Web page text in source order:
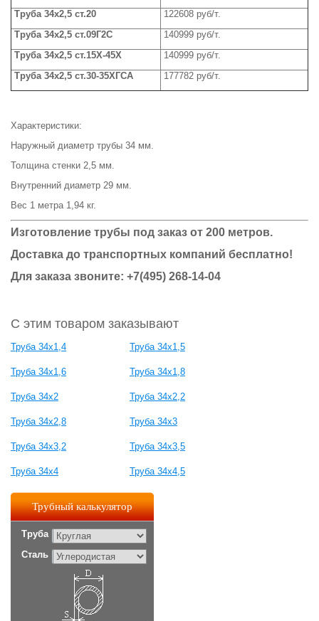
Труба34х2,5 ст.20
122608 руб/т.
Труба 34х2,5 ст.09Г2С
140999 руб/т.
Труба 34х2,5 ст.15Х-45Х 140999 руб/т.
Труба 34х2,5 ст.30-35ХГСА 177782 руб/т.
Характеристики:
Наружный диаметр трубы 34 мм.
Толщина стенки 2,5 мм.
Внутренний диаметр 29 мм.
Вес 1 метра 1,94 кг.
Изготовление трубы под заказ от 200 метров.
Доставка до транспортных компаний бесплатно!
Для заказа звоните: +7(495) 268-14-04
С этим товаром заказывают
Труба 34x1,4 Труба 34x1,5
Труба 34x1,6 Труба 34x1,8
Труба 34x2 Труба 34x2,2
Труба 34х2,8 Труба 34х3
Труба 34х3,2 Труба 34х3,5
Труба 34х4 Труба 34х4,5
Трубный калькулятор
Труба
Сталь